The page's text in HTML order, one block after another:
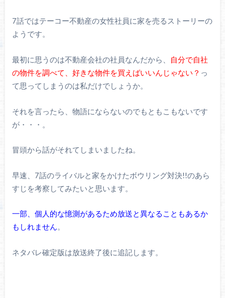
7話ではテーコー不動産の女性社員に家を売るストーリーの
ようです。
最初に思うのは不動産会社の社員なんだから、
自分で自社
の物件を調べて、好きな物件を買えばいいんじゃない？ っ
て思ってしまうのは私だけでしょうか。
それを言ったら、物語にならないのでもともこもないです
が・・・。
冒頭から話がそれてしまいましたね。
早速、7話のライバルと家をかけたボウリング対決!!のあら
すじを考察してみたいと思います。
一部、個人的な憶測があるため放送と異なることもあるか
もしれません。
ネタバレ確定版は放送終了後に追記します。